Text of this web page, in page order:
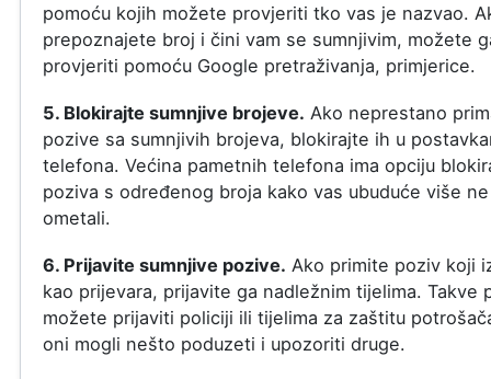
pomoću kojih možete provjeriti tko vas je nazvao.
prepoznajete broj i čini vam se sumnjivim, možete
provjeriti pomoću Google pretraživanja, primjerice.
5. Blokirajte sumnjive brojeve. Ako neprestano
pozive sa sumnjivih brojeva, blokirajte ih u
telefona. Većina pametnih telefona ima opciju
poziva s određenog broja kako vas ubuduće više
ometali.
6. Prijavite sumnjive pozive. Ako primite poziv koji
kao prijevara, prijavite ga nadležnim tijelima. Takve
možete prijaviti policiji ili tijelima za zaštitu
oni mogli nešto poduzeti i upozoriti druge.